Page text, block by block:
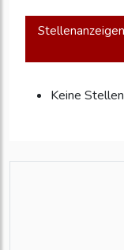
Stellenanzeigen
Keine